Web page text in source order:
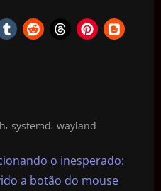
,systemd,wayland
o inesperado:
a botão do mouse